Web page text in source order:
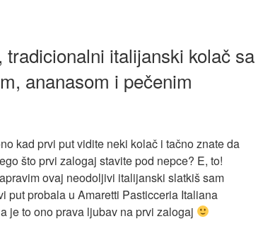
tradicionalni italijanski kolač sa
ananasom i pečenim
kad prvi put vidite neki kolač i tačno znate da
što prvi zalogaj stavite pod nepce? E, to!
ovaj neodoljivi italijanski slatkiš sam
put probala u Amaretti Pasticceria Italiana
je to ono prava ljubav na prvi zalogaj